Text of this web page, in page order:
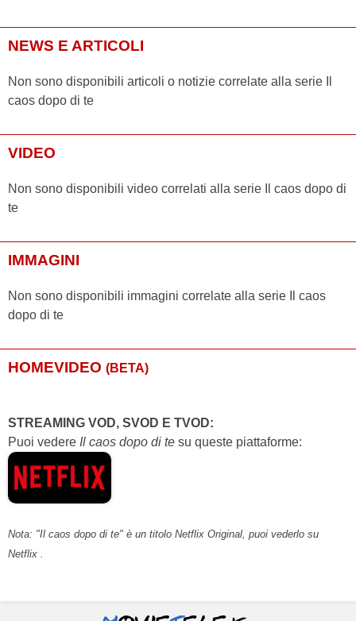
Mónica Camaño
...
Axel Fernández
Miro Margariños
...
-
Pablo Alonso
...
-
Irene Berciano
...
-
Noemi Blanco
Xacobe Sanz
...
-
Cristian Castro
Carlos Miguel
Jiménez
... -
Sofia Iglesias
...
-
Javier Estévez
...
-
Guillermo Lopez
Nuria Montero
Pia Nicoletti
... -
NEWS E ARTICOLI
Non sono disponibili articoli o notizie correlate alla serie Il
caos dopo di te
VIDEO
Non sono disponibili video correlati alla serie Il caos dopo di
te
IMMAGINI
Non sono disponibili immagini correlate alla serie Il caos
dopo di te
HOMEVIDEO (BETA)
STREAMING VOD, SVOD E TVOD:
Puoi vedere Il caos dopo di te su queste piattaforme:
Nota: "Il caos dopo di te" è un titolo Netflix Original, puoi vederlo su
Netflix .